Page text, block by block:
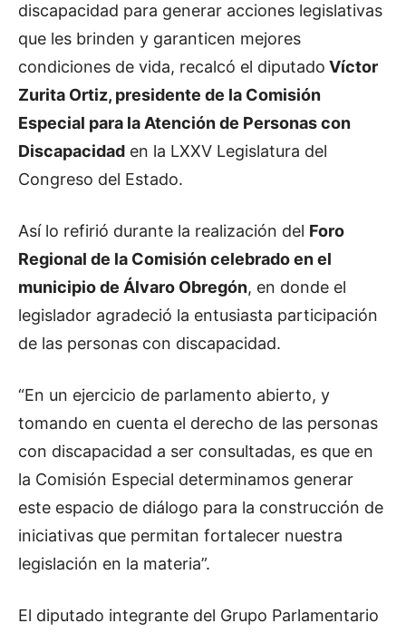
discapacidad para generar acciones legislativas
que les brinden y garanticen mejores
condiciones de vida, recalcó el diputado Víctor
Zurita Ortiz, presidente de la Comisión
Especial para la Atención de Personas con
Discapacidad en la LXXV Legislatura del
Congreso del Estado.
Así lo refirió durante la realización del Foro
Regional de la Comisión celebrado en el
municipio de Álvaro Obregón, en donde el
legislador agradeció la entusiasta participación
de las personas con discapacidad.
“En un ejercicio de parlamento abierto, y
tomando en cuenta el derecho de las personas
con discapacidad a ser consultadas, es que en
la Comisión Especial determinamos generar
este espacio de diálogo para la construcción de
iniciativas que permitan fortalecer nuestra
legislación en la materia”.
El diputado integrante del Grupo Parlamentario